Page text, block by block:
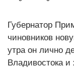
Губернатор
чиновников
утра он лично
Владивостока и